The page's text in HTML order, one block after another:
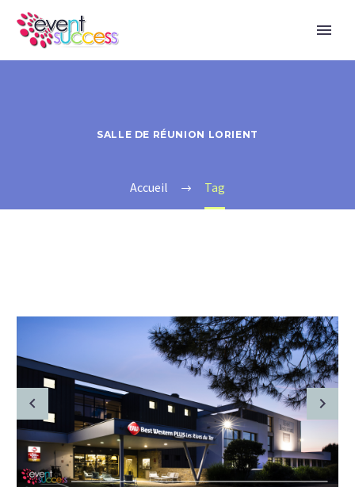
SALLE DE RÉUNION LORIENT
Accueil Tag